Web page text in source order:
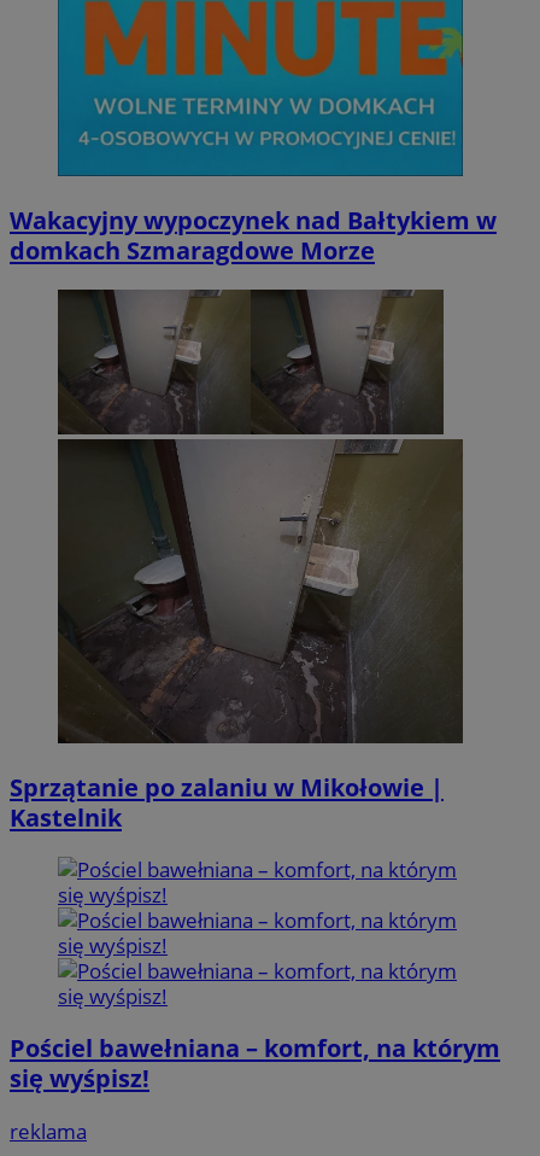
Wakacyjny wypoczynek nad Bałtykiem w
domkach Szmaragdowe Morze
Sprzątanie po zalaniu w Mikołowie |
Kastelnik
Pościel bawełniana – komfort, na którym
się wyśpisz!
reklama